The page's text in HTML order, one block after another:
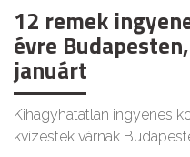
12 remek
évre
januárt
Kihagyhatatlan ingyenes
kvízestek várnak